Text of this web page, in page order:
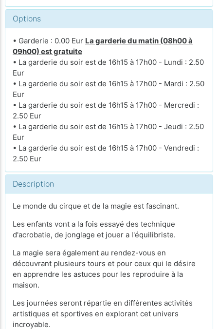
Options
• Garderie : 0.00 Eur La garderie du matin (08h00 à
09h00) est gratuite
• La garderie du soir est de 16h15 à 17h00 - Lundi : 2.50
Eur
• La garderie du soir est de 16h15 à 17h00 - Mardi : 2.50
Eur
• La garderie du soir est de 16h15 à 17h00 - Mercredi :
2.50 Eur
• La garderie du soir est de 16h15 à 17h00 - Jeudi : 2.50
Eur
• La garderie du soir est de 16h15 à 17h00 - Vendredi :
2.50 Eur
Description
Le monde du cirque et de la magie est fascinant.
Les enfants vont a la fois essayé des technique
d'acrobatie, de jonglage et jouer a l'équilibriste.
La magie sera également au rendez-vous en
découvrant plusieurs tours et pour ceux qui le désire
en apprendre les astuces pour les reproduire à la
maison.
Les journées seront répartie en différentes activités
artistiques et sportives en explorant cet univers
incroyable.